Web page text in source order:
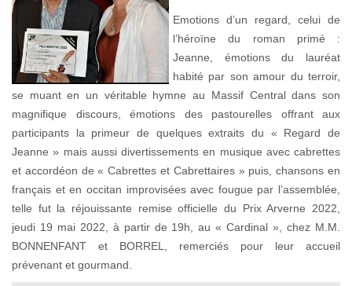
Emotions d’un regard, celui de
l’héroïne du roman primé :
Jeanne, émotions du lauréat
habité par son amour du terroir,
se muant en un véritable hymne au Massif Central dans son
magnifique discours, émotions des pastourelles offrant aux
participants la primeur de quelques extraits du « Regard de
Jeanne » mais aussi divertissements en musique avec cabrettes
et accordéon de « Cabrettes et Cabrettaires » puis, chansons en
français et en occitan improvisées avec fougue par l’assemblée,
telle fut la réjouissante remise officielle du Prix Arverne 2022,
jeudi 19 mai 2022, à partir de 19h, au « Cardinal », chez M.M.
BONNENFANT et BORREL, remerciés pour leur accueil
prévenant et gourmand.